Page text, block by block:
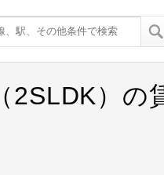
）の